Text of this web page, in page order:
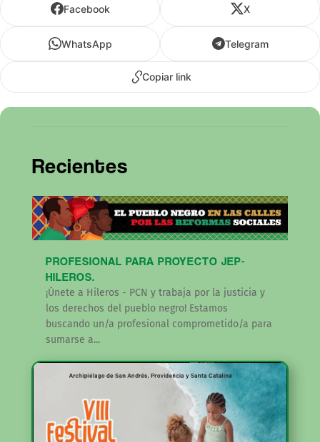
Facebook X
WhatsApp Telegram
Copiar link
Recientes
PROFESIONAL PARA PROYECTO JEP-
HILEROS.
¡Únete a Hileros - PCN y trabaja por la justicia y
los derechos del pueblo negro! Estamos
buscando un/a profesional comprometido/a para
sumarse a...